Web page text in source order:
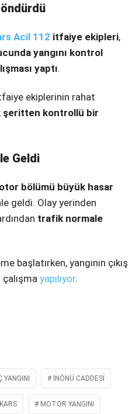
Youtube
Acil 112 itfaiye ekipleri,
yangını kontrol
yaptı.
ekiplerinin rahat
şeritten kontrollü bir
Geldi
bölümü büyük hasar
geldi. Olay yerinden
trafik normale
başlatırken, yangının çıkış
yapılıyor.
YANGINI İNÖNÜ CADDESI
KARS MOTOR YANGINI